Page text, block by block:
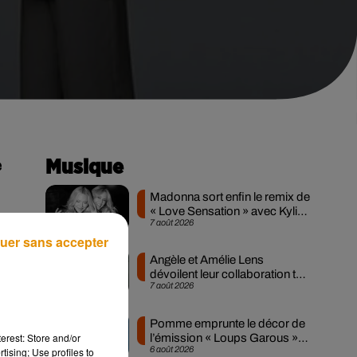
Musique
7 août 2026
Madonna sort enfin le remix de
« Love Sensation » avec Kylie
Minogue
7 août 2026
Angèle et Amélie Lens
dévoilent leur collaboration tant
attendue
6 août 2026
Pomme emprunte le décor de
l’émission « Loups Garous »
pour son...
Store and/or
Use profiles to
sans accepter